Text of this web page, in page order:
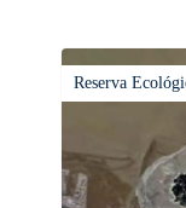
Reserva